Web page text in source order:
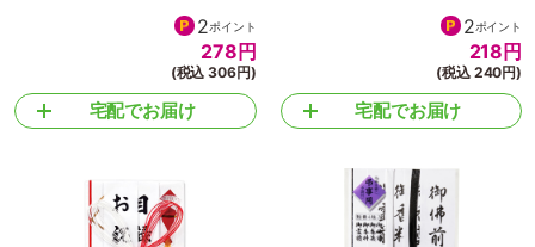
2ポイント
278 円
(税込 306円)
宅配でお届け
2ポイント
218 円
(税込 240円)
宅配でお届け